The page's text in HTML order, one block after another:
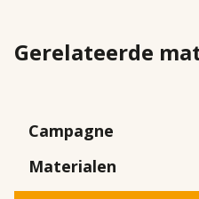
Gerelateerde
results
Campagne
Materialen